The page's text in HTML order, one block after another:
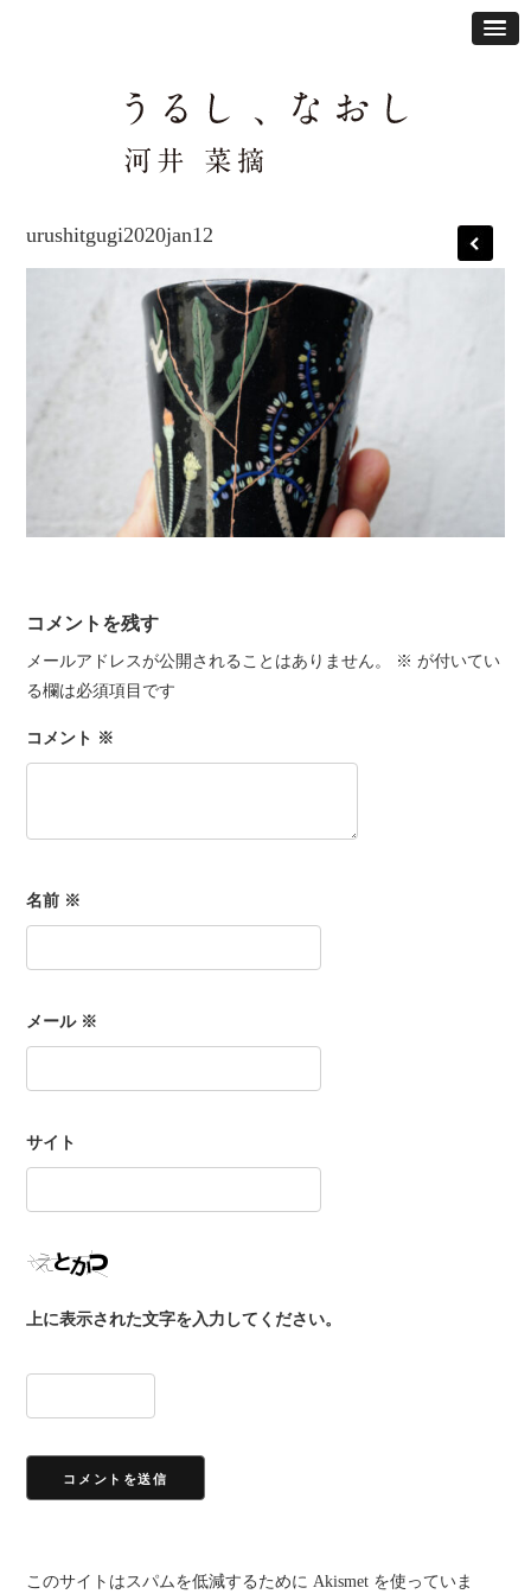
urushitgugi2020jan12
コメントを残す
メールアドレスが公開されることはありません。 ※ が付いてい
る欄は必須項目です
コメント ※
名前 ※
メール ※
サイト
上に表示された文字を入力してください。
このサイトはスパムを低減するために Akismet を使っていま